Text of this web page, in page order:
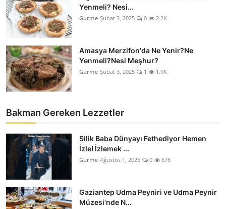
Yemek Tarifleri & Menüler
Yenmeli? Nesi...
Gurme Şubat 3, 2025 0 2.2K
Amasya Merzifon'da Ne Yenir?Ne
Yenmeli?Nesi Meşhur?
Gurme Şubat 3, 2025 1 1.9K
Bakman Gereken Lezzetler
Silik Baba Dünyayı Fethediyor Hemen
İzle! İzlemek ...
Gurme Ağustos 1, 2025 0 676
Gaziantep Udma Peyniri ve Udma Peynir
Müzesi'nde N...